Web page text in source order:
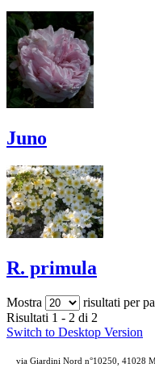
Juno
R. primula
Mostra
risultati per
Risultati 1 - 2 di 2
Switch to Desktop Version
via Giardini Nord n°10250, 41028